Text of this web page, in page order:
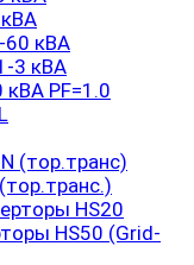
60 кВА
3 кВА
кВА PF=1.0
(тор.транс)
HS20
HS50 (Grid-